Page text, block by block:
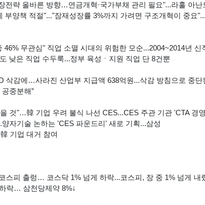
전략 올바른 방향…연금개혁·국가부채 관리 필요"...라훌 아
부양책 적절"..."잠재성장률 3%까지 가려면 구조개혁이 중요
무관심" 직업 소멸 시대의 위험한 모순...2004~2014년 신
낮은 직업 수두룩...정부 육성ㆍ지원 직업 단 8건뿐
삭감에…사라진 산업부 지급액 638억원...삭감 방침으로 중단
중분해”
것"…韓 기업 우려 불식 나선 CES...CES 주관 기관 'CTA 경
자기술 논하는 'CES 파운드리' 새로 기획...삼성
기업 대거 참여
스피 출렁… 코스닥 1% 넘게 하락...코스피, 장 중 1% 넘게 내
락… 삼천당제약 8%↓